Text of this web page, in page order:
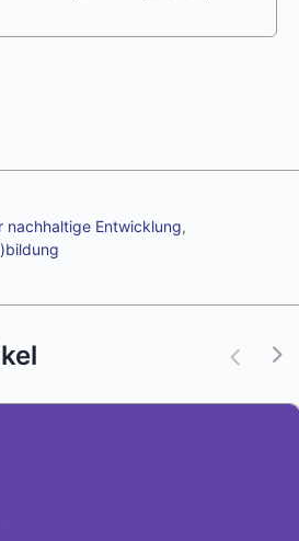
nachhaltige Entwicklung,